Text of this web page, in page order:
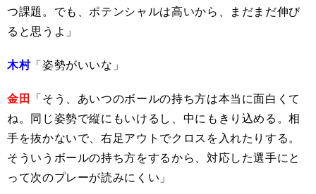
つ課題。でも、ポテンシャルは高いから、まだまだ伸び
ると思うよ」
木村「姿勢がいいな」
金田 「そう、あいつのボールの持ち方は本当に面白くて
ね。同じ姿勢で縦にもいけるし、中にもきり込める。相
手を抜かないで、右足アウトでクロスを入れたりする。
そういうボールの持ち方をするから、対応した選手にと
って次のプレーが読みにくい」